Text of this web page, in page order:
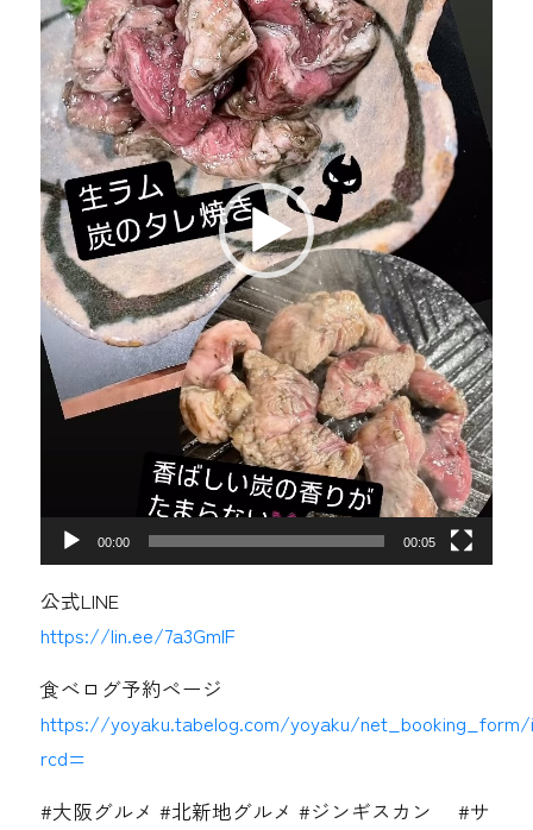
レ
ー
ヤ
ー
00:00 00:05
公式LINE
https://lin.ee/7a3GmIF
食べログ予約ページ
https://yoyaku.tabelog.com/yoyaku/net_booking_form/
rcd=
#大阪グルメ #北新地グルメ #ジンギスカン #サ